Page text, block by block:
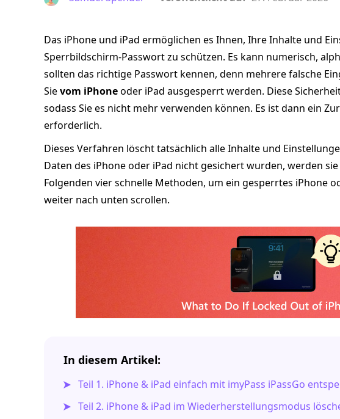
Das iPhone und iPad ermöglichen es Ihnen, Ihre Inhalte und
Sperrbildschirm‑Passwort zu schützen. Es kann numerisch,
sollten das richtige Passwort kennen, denn mehrere falsche
Sievom iPhoneoder iPad ausgesperrt werden. Diese
sodass Sie es nicht mehr verwenden können. Es ist dann ein
erforderlich.
Dieses Verfahren löscht tatsächlich alle Inhalte und
Daten des iPhone oder iPad nicht gesichert wurden, werden
Folgenden vier schnelle Methoden, um ein gesperrtes iPhone
weiter nach unten scrollen.
In diesem Artikel:
Teil 1. iPhone & iPad einfach mit imyPass iPassGo
Teil 2. iPhone & iPad im Wiederherstellungsmodus